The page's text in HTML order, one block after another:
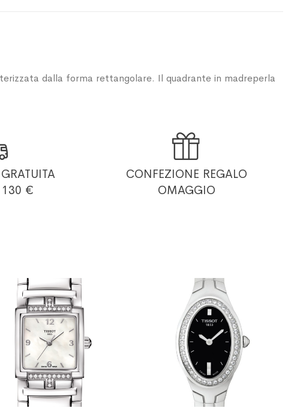
dalla forma rettangolare. Il quadrante in madreperla
130 €

CONFEZIONE REGALO
OMAGGIO